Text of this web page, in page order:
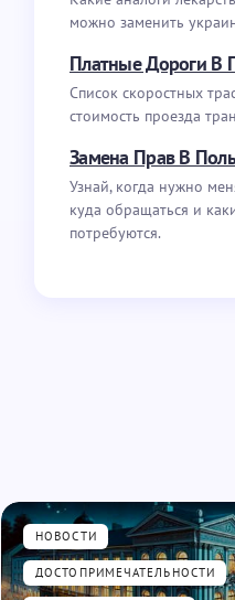
можно заменить
Платные Дороги В
Список скоростных
стоимость проезда
Замена Прав В
Узнай, когда нужно
куда обращаться и
потребуются.
НОВОСТИ
ДОСТОПРИМЕЧАТЕЛЬНОСТИ